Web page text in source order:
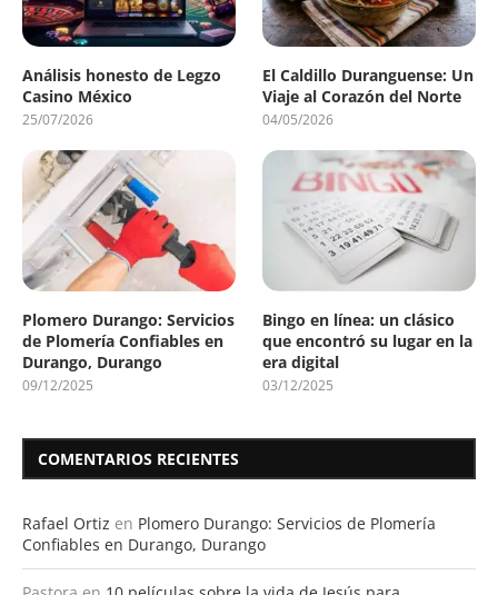
Análisis honesto de Legzo
Casino México
25/07/2026
El Caldillo Duranguense: Un
Viaje al Corazón del Norte
04/05/2026
Plomero Durango: Servicios
de Plomería Confiables en
Durango, Durango
09/12/2025
Bingo en línea: un clásico
que encontró su lugar en la
era digital
03/12/2025
COMENTARIOS RECIENTES
Rafael Ortiz en Plomero Durango: Servicios de Plomería
Confiables en Durango, Durango